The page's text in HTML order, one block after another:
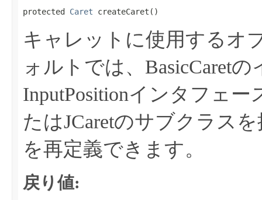
protected Caret createCaret​()
キャレットに使用するオ
ォルトでは、BasicCaret
InputPositionインタフェ
たはJCaretのサブクラス
を再定義できます。
戻り値: